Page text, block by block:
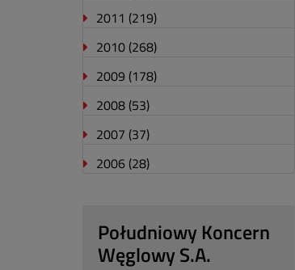
2011 (219)
2010 (268)
2009 (178)
2008 (53)
2007 (37)
2006 (28)
Południowy Koncern
Węglowy S.A.